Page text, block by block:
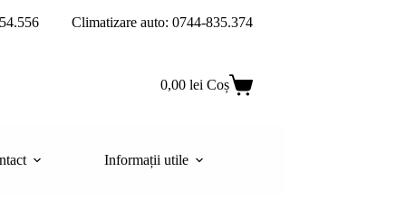
Climatizare auto: 0744-835.374
0,00 lei Coș
Informații utile